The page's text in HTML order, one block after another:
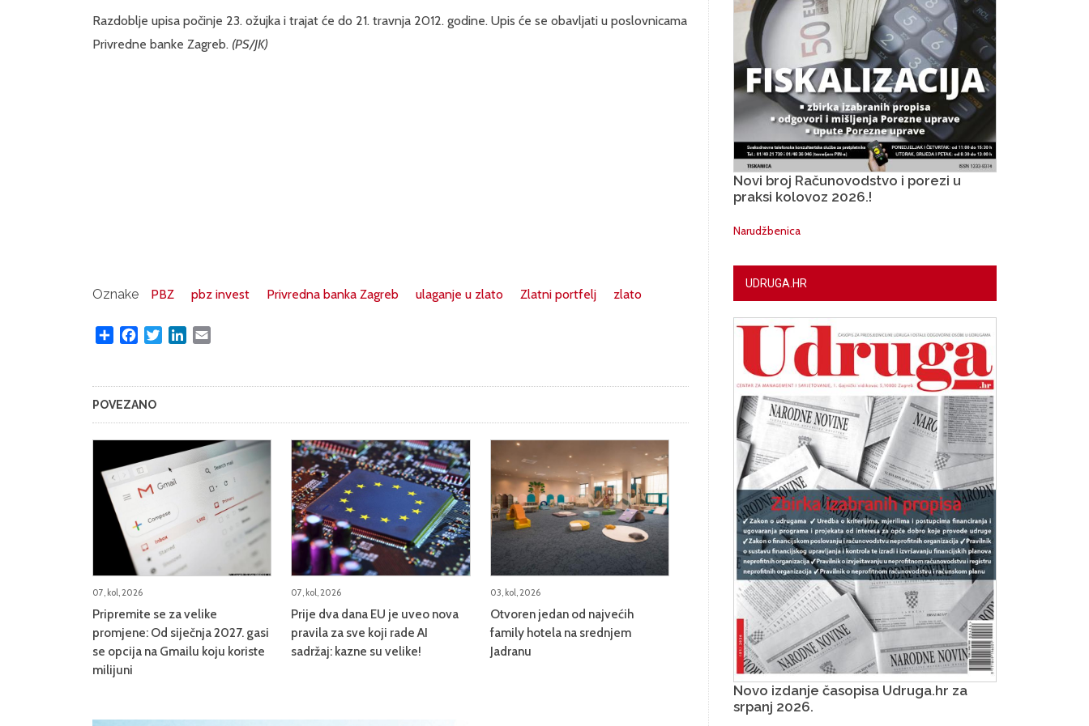
Razdoblje upisa počinje 23. ožujka i trajat će do 21. travnja 2012. godine. Upis će se obavljati u poslovnicama
Privredne banke Zagreb. (PS/JK)
Oznake PBZ pbz invest Privredna banka Zagreb ulaganje u zlato Zlatni portfelj zlato
Share FacebookTwitterLinkedIn
POVEZANO
07, kol, 2026
Pripremite se za velike
promjene: Od siječnja 2027. gasi
se opcija na Gmailu koju koriste
milijuni
07, kol, 2026
Prije dva dana EU je uveo nova
pravila za sve koji rade AI
sadržaj: kazne su velike!
03, kol, 2026
Otvoren jedan od najvećih
family hotela na srednjem
Jadranu
Novi broj Računovodstvo i porezi u
praksi kolovoz 2026.!
Narudžbenica
UDRUGA.HR
Novo izdanje časopisa Udruga.hr za
srpanj 2026.